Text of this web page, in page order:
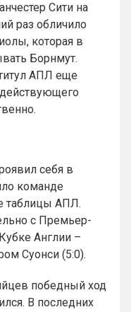
Сити на
раз обличило
которая в
Борнмут.
АПЛ еще
действующего
себя в
команде
таблицы АПЛ.
с Премьер-
Англии –
Суонси (5:0).
победный ход
В последних